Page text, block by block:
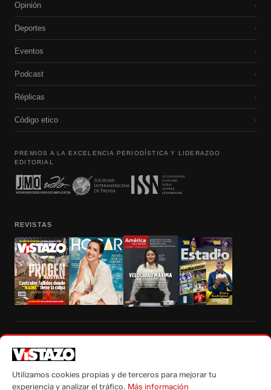
Opinión ›
Deportes ›
Eventos ›
Podcast ›
Réplicas ›
Código etico ›
PREMIOS A LA EXCELENCIA PERIODÍSTICA Y LIDERAZGO
EDITORIAL
REVISTAS
autorización escrita de su titular, de todos los contenidos de Vistazo.com.
Utilizamos cookies propias y de terceros para mejorar tu
experiencia y analizar el tráfico. Más información